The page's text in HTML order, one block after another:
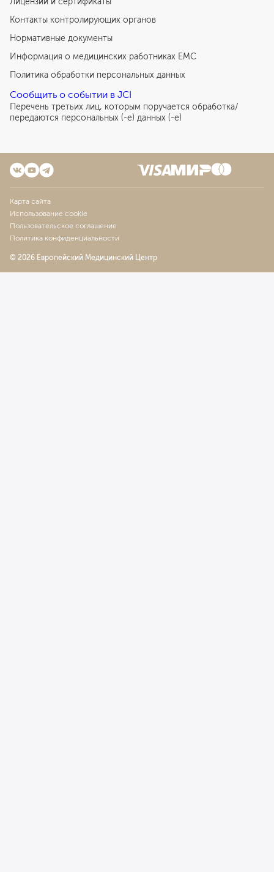
Контакты контролирующих органов
Нормативные документы
Информация о медицинских работниках EMC
Политика обработки персональных данных
Сообщить о событии в JCI
Перечень третьих лиц, которым поручается обработка/
передаются персональных (-е) данных (-е)
Карта сайта
Использование cookie
Пользовательское соглашение
Политика конфиденциальности
© 2026 Европейский Медицинский Центр